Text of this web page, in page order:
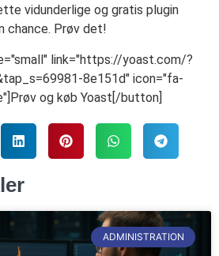
vidunderlige og gratis plugin
chance. Prøv det!
link="https://yoast.com/?
8e151d" icon="fa-
og køb Yoast[/button]
ADMINISTRATION